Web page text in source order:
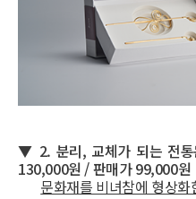
▼ 2. 분리, 교체가 되는 전
130,000원 / 판매가 99,000원
문화재를 비녀참에 형상화